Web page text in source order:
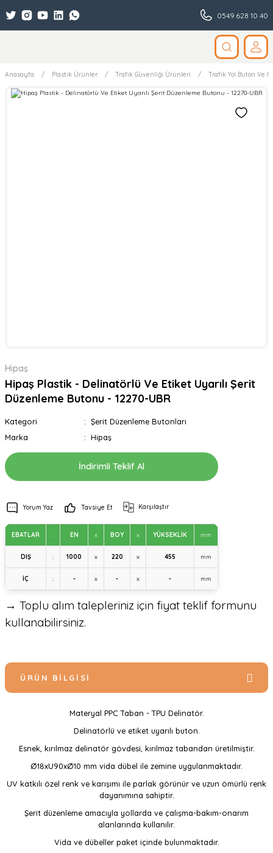
0549 628 10 40
Anasayfa Plastik Ürünler Trafik Güvenliği Ürünleri Trafik Yol Buton Ve
Hipaş
Hipaş Plastik - Delinatörlü Ve Etiket Uyarılı Şerit
Düzenleme Butonu - 12270-UBR
Kategori
Şerit Düzenleme Butonları
Marka
Hipaş
İndirimli Teklif Al
Yorum Yaz Tavsiye Et Karşılaştır
EBATLAR : EN x BOY x YÜKSEKLİK mm
DIŞ : 1000 x 220 x 455 mm
İÇ : - x - x - mm
→ Toplu alım talepleriniz için fiyat teklif formunu
kullanabilirsiniz.
ÜRÜN BILGISI
Materyal PPC Taban - TPU Delinatör.
Delinatörlü ve etiket uyarılı buton.
Esnek, kırılmaz delinatör gövdesi, kırılmaz tabandan üretilmiştir.
Ø18xU90xØ10 mm vida dübel ile zemine uygulanmaktadır.
UV katkılı özel renk ve karışımı ile parlak görünür ve uzun ömürlü renk
dayanımına sahiptir.
Şerit düzenleme amacıyla yollarda ve çalışma-bakım-onarım
alanlarında kullanılır.
Vida ve dübeller paket içinde bulunmaktadır.